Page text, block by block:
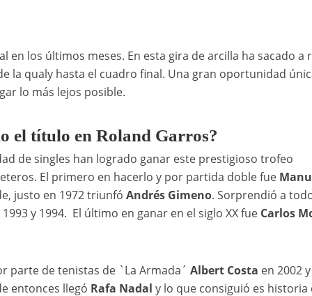
en los últimos meses. En esta gira de arcilla ha sacado a
la qualy hasta el cuadro final. Una gran oportunidad
lo más lejos posible.
el título en Roland Garros?
de singles han logrado ganar este prestigioso trofeo
El primero en hacerlo y por partida doble fue
justo en 1972 triunfó Andrés Gimeno. Sorprendió a
y 1994. El último en ganar en el siglo XX fue Carlos
parte de tenistas de `La Armada´ Albert Costa en 2002 y
entonces llegó Rafa Nadal y lo que consiguió es historia